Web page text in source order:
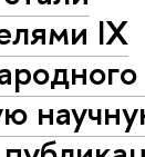
IX